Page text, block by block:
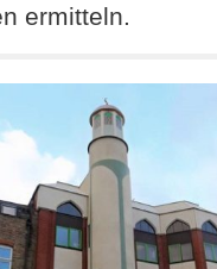
ermitteln.